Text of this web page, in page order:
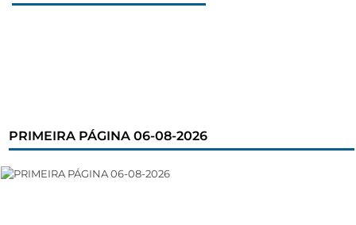
PRIMEIRA PÁGINA 06-08-2026